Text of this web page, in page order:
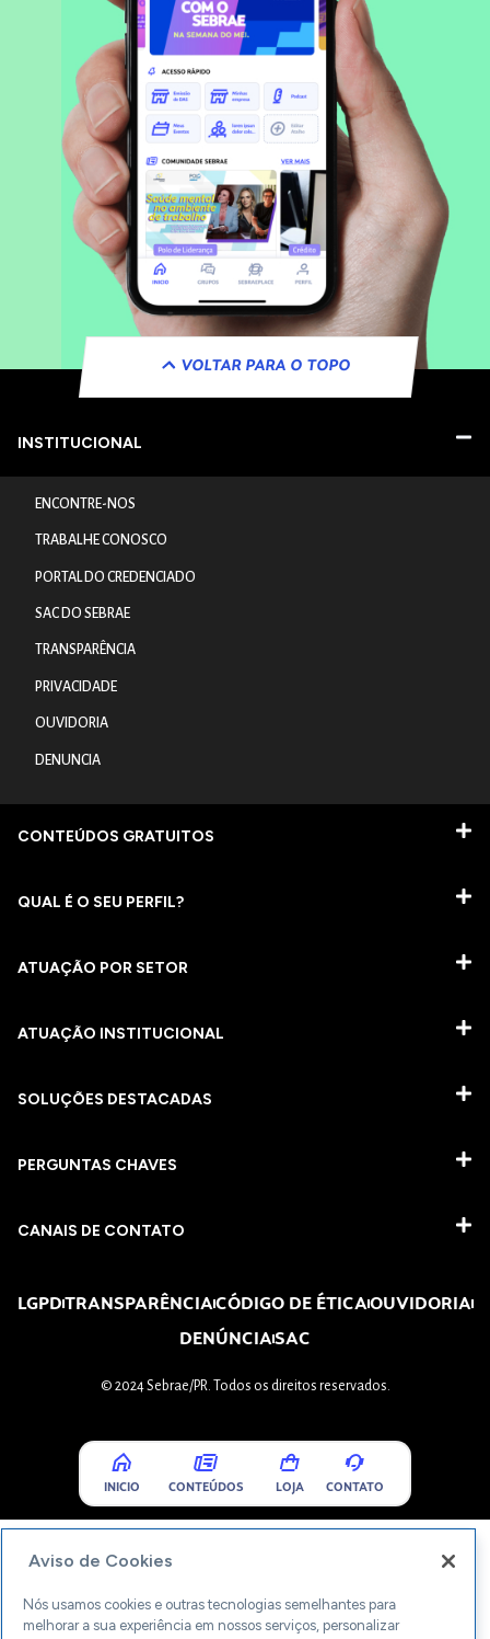
VOLTAR PARA O TOPO
INSTITUCIONAL
ENCONTRE-NOS
TRABALHE CONOSCO
PORTAL DO CREDENCIADO
SAC DO SEBRAE
TRANSPARÊNCIA
PRIVACIDADE
OUVIDORIA
DENUNCIA
CONTEÚDOS GRATUITOS
QUAL É O SEU PERFIL?
ATUAÇÃO POR SETOR
ATUAÇÃO INSTITUCIONAL
SOLUÇÕES DESTACADAS
PERGUNTAS CHAVES​
CANAIS DE CONTATO
LGPDTRANSPARÊNCIACÓDIGO DE ÉTICAOUVIDORIA
DENÚNCIASAC
© 2024 Sebrae/PR. Todos os direitos reservados.
INICIO CONTEÚDOS LOJA CONTATO
Aviso de Cookies
Nós usamos cookies e outras tecnologias semelhantes para
melhorar a sua experiência em nossos serviços, personalizar